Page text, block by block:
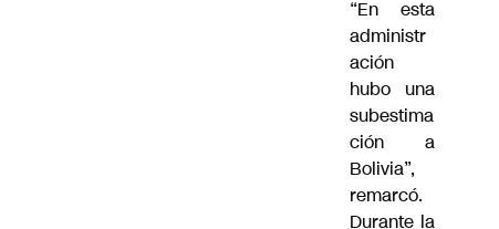
“En esta
administr
ación
hubo una
subestima
ción a
Bolivia”,
remarcó.
Durante la